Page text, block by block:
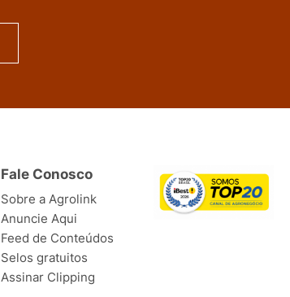
Fale Conosco
Sobre a Agrolink
Anuncie Aqui
Feed de Conteúdos
Selos gratuitos
Assinar Clipping